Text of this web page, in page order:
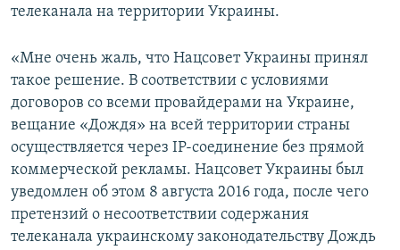
телеканала на территории Украины.
«Мне очень жаль, что Нацсовет Украины принял
такое решение. В соответствии с условиями
договоров со всеми провайдерами на Украине,
вещание «Дождя» на всей территории страны
осуществляется через IP-соединение без прямой
коммерческой рекламы. Нацсовет Украины был
уведомлен об этом 8 августа 2016 года, после чего
претензий о несоответствии содержания
телеканала украинскому законодательству Дождь